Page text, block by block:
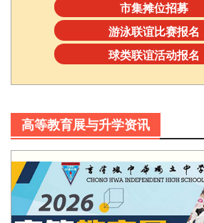
市集摊位招募
游泳联谊比赛报名
球类联谊活动报名
高等教育展与升学资讯